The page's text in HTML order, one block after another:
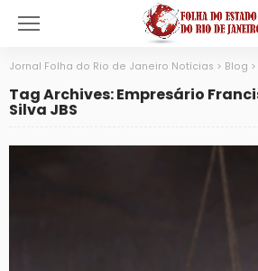
Jornal Folha do Rio de Janeiro Notícias > Blog >
Tag Archives: Empresário
Silva JBS